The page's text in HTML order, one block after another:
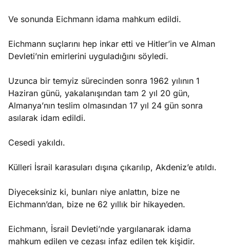
Ve sonunda Eichmann idama mahkum edildi.
Eichmann suçlarını hep inkar etti ve Hitler’in ve Alman
Devleti’nin emirlerini uyguladığını söyledi.
Uzunca bir temyiz sürecinden sonra 1962 yılının 1
Haziran günü, yakalanışından tam 2 yıl 20 gün,
Almanya’nın teslim olmasından 17 yıl 24 gün sonra
asılarak idam edildi.
Cesedi yakıldı.
Külleri İsrail karasuları dışına çıkarılıp, Akdeniz’e atıldı.
Diyeceksiniz ki, bunları niye anlattın, bize ne
Eichmann’dan, bize ne 62 yıllık bir hikayeden.
Eichmann, İsrail Devleti’nde yargılanarak idama
mahkum edilen ve cezası infaz edilen tek kişidir.